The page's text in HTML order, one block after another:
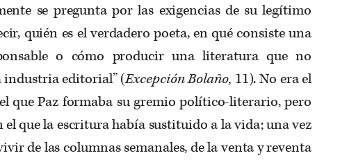
se pregunta por las exigencias de su legítimo
quién es el verdadero poeta, en qué consiste una
o cómo producir una literatura que no
industria editorial” (Excepción Bolaño, 11). No era el
que Paz formaba su gremio político-literario, pero
el que la escritura había sustituido a la vida; una vez
de las columnas semanales, de la venta y reventa